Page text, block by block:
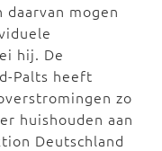
mogen
hij. De
Palts heeft
zo
huishouden aan
Deutschland